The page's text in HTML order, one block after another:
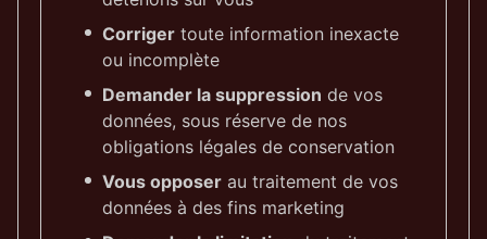
Corriger toute information inexacte
ou incomplète
Demander la suppression de vos
données, sous réserve de nos
obligations légales de conservation
Vous opposer au traitement de vos
données à des fins marketing